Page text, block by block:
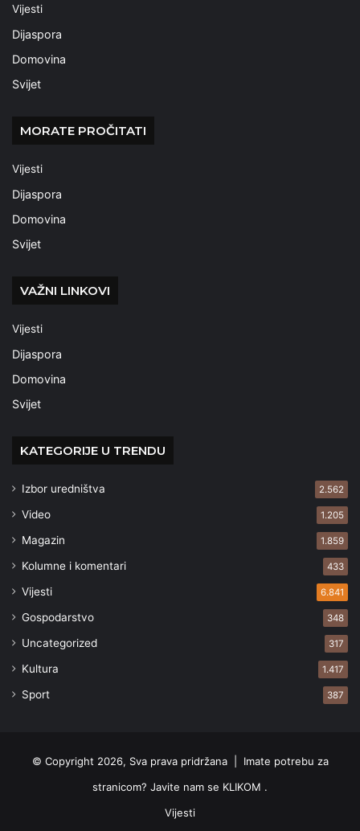
Vijesti
Dijaspora
Domovina
Svijet
MORATE PROČITATI
Vijesti
Dijaspora
Domovina
Svijet
VAŽNI LINKOVI
Vijesti
Dijaspora
Domovina
Svijet
KATEGORIJE U TRENDU
Izbor uredništva 2.562
Video 1.205
Magazin 1.859
Kolumne i komentari 433
Vijesti 6.841
Gospodarstvo 348
Uncategorized 317
Kultura 1.417
Sport 387
© Copyright 2026, Sva prava pridržana | Imate potrebu za
stranicom? Javite nam se KLIKOM .
Vijesti